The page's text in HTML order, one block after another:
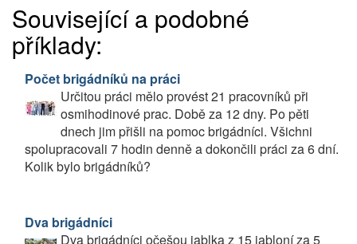
Související a podobné
příklady:
Počet brigádníků na práci
Určitou práci mělo provést 21 pracovníků při
osmihodinové prac. Době za 12 dny. Po pěti
dnech jim přišli na pomoc brigádníci. Všichni
spolupracovali 7 hodin denně a dokončili práci za 6 dní.
Kolik bylo brigádníků?
Dva brigádníci
Dva brigádníci očešou jablka z 15 jabloní za 5